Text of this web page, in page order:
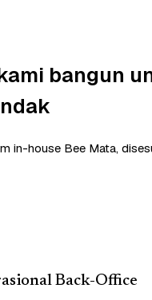
bangun
in-house Bee Mata,
Back-Office